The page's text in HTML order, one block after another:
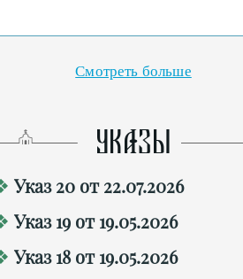
Смотреть больше
УКАЗЫ
Указ 20 от 22.07.2026
Указ 19 от 19.05.2026
Указ 18 от 19.05.2026